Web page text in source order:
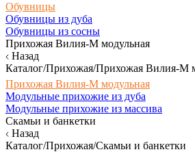
Обувницы
Обувницы из дуба
Обувницы из сосны
Прихожая Вилия-М модульная
Назад
Каталог/Прихожая/Прихожая Вилия-М
Прихожая Вилия-М модульная
Модульные прихожие из дуба
Модульные прихожие из массива
Скамьи и банкетки
Назад
Каталог/Прихожая/Скамьи и банкетки